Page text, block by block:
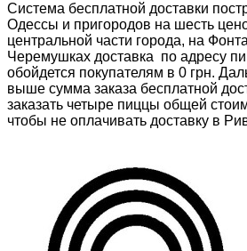
Система бесплатной доставки
Одессы и пригородов на шесть
центральной части города, на
Черемушках доставка по адресу
обойдется покупателям в 0 грн.
выше сумма заказа бесплатной
заказать четыре пиццы общей
чтобы не оплачивать доставку в